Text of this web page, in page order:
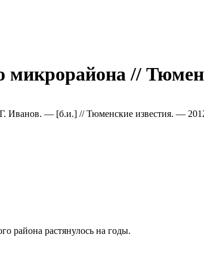
микрорайона //
Иванов. — [б.и.] // Тюменские известия. —
района растянулось на годы.